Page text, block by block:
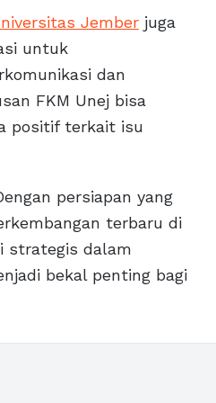
Jember juga
untuk
dan
FKM Unej bisa
positif terkait isu
persiapan yang
terbaru di
strategis dalam
bekal penting bagi